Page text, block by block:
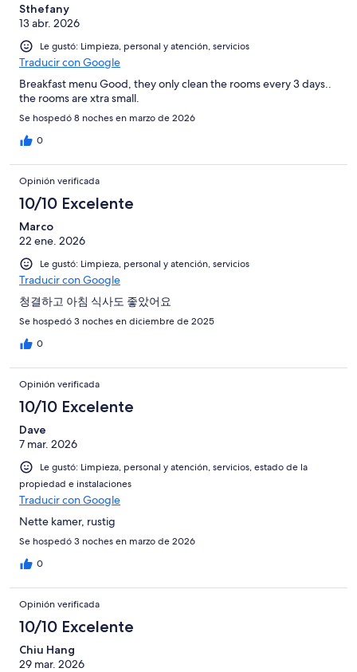
Sthefany
13 abr. 2026
Le gustó: Limpieza, personal y atención, servicios
Traducir con Google
Breakfast menu Good, they only clean the rooms every 3 days..
the rooms are xtra small.
Se hospedó 8 noches en marzo de 2026
0
Opinión verificada
10/10 Excelente
Marco
22 ene. 2026
Le gustó: Limpieza, personal y atención, servicios
Traducir con Google
청결하고 아침 식사도 좋았어요
Se hospedó 3 noches en diciembre de 2025
0
Opinión verificada
10/10 Excelente
Dave
7 mar. 2026
Le gustó: Limpieza, personal y atención, servicios, estado de la
propiedad e instalaciones
Traducir con Google
Nette kamer, rustig
Se hospedó 3 noches en marzo de 2026
0
Opinión verificada
10/10 Excelente
Chiu Hang
29 mar. 2026